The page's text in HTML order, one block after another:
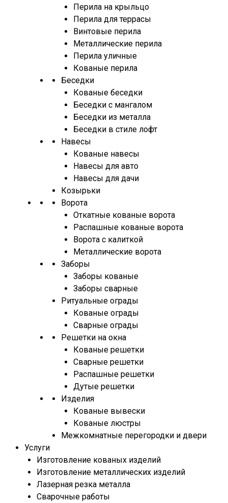
Перила на крыльцо
Перила для террасы
Винтовые перила
Металлические перила
Перила уличные
Кованые перила
Беседки
Кованые беседки
Беседки с мангалом
Беседки из металла
Беседки в стиле лофт
Навесы
Кованые навесы
Навесы для авто
Навесы для дачи
Козырьки
Ворота
Откатные кованые ворота
Распашные кованые ворота
Ворота с калиткой
Металлические ворота
Заборы
Заборы кованые
Заборы сварные
Ритуальные ограды
Кованые ограды
Сварные ограды
Решетки на окна
Кованые решетки
Сварные решетки
Распашные решетки
Дутые решетки
Изделия
Кованые вывески
Кованые люстры
Межкомнатные перегородки и двери
Услуги
Изготовление кованых изделий
Изготовление металлических изделий
Лазерная резка металла
Сварочные работы